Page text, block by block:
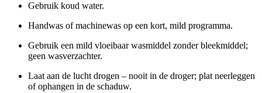
Gebruik koud water.
Handwas of machinewas op een kort, mild programma.
Gebruik een mild vloeibaar wasmiddel zonder bleekmiddel;
geen wasverzachter.
Laat aan de lucht drogen – nooit in de droger; plat neerleggen
of ophangen in de schaduw.